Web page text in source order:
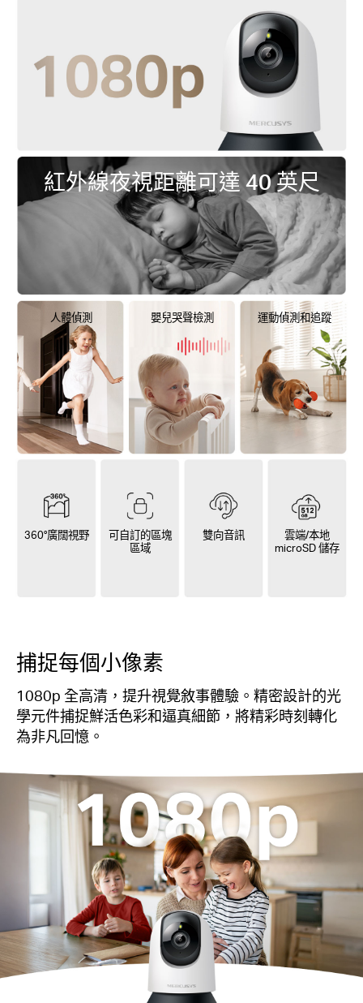
人體偵測 嬰兒哭聲檢測 運動偵測和追蹤
紅外線夜視距離可達 40 英尺
360°廣闊視野
可自訂的區塊
區域
雙向音訊
雲端/本地
microSD 儲存
捕捉每個小像素
1080p 全高清，提升視覺敘事體驗。精密設計的光
學元件捕捉鮮活色彩和逼真細節，將精彩時刻轉化
為非凡回憶。